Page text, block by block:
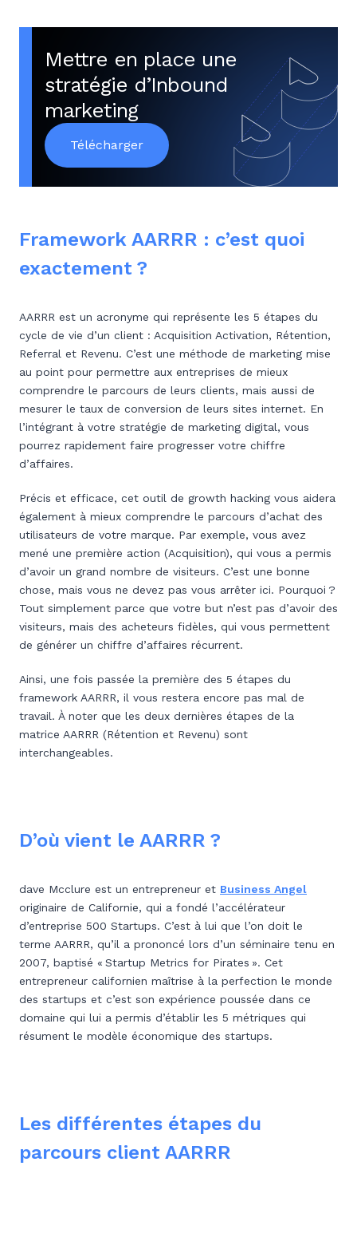
Mettre en place une
stratégie d’Inbound
marketing
Télécharger
Framework AARRR : c’est quoi
exactement ?
AARRR est un acronyme qui représente les 5 étapes du
cycle de vie d’un client : Acquisition Activation, Rétention,
Referral et Revenu. C’est une méthode de marketing mise
au point pour permettre aux entreprises de mieux
comprendre le parcours de leurs clients, mais aussi de
mesurer le taux de conversion de leurs sites internet. En
l’intégrant à votre stratégie de marketing digital, vous
pourrez rapidement faire progresser votre chiffre
d’affaires.
Précis et efficace, cet outil de growth hacking vous aidera
également à mieux comprendre le parcours d’achat des
utilisateurs de votre marque. Par exemple, vous avez
mené une première action (Acquisition), qui vous a permis
d’avoir un grand nombre de visiteurs. C’est une bonne
chose, mais vous ne devez pas vous arrêter ici. Pourquoi ?
Tout simplement parce que votre but n’est pas d’avoir des
visiteurs, mais des acheteurs fidèles, qui vous permettent
de générer un chiffre d’affaires récurrent.
Ainsi, une fois passée la première des 5 étapes du
framework AARRR, il vous restera encore pas mal de
travail. À noter que les deux dernières étapes de la
matrice AARRR (Rétention et Revenu) sont
interchangeables.
D’où vient le AARRR ?
dave Mcclure est un entrepreneur et Business Angel
originaire de Californie, qui a fondé l’accélérateur
d’entreprise 500 Startups. C’est à lui que l’on doit le
terme AARRR, qu’il a prononcé lors d’un séminaire tenu en
2007, baptisé « Startup Metrics for Pirates ». Cet
entrepreneur californien maîtrise à la perfection le monde
des startups et c’est son expérience poussée dans ce
domaine qui lui a permis d’établir les 5 métriques qui
résument le modèle économique des startups.
Les différentes étapes du
parcours client AARRR